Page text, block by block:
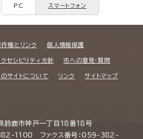
PC スマートフォン
作権とリンク 個人情報保護
クセシビリティ方針 市への意見・質問
のサイトについて リンク サイトマップ
鹿市神戸一丁目18番18号
1100 ファクス番号：059-382-